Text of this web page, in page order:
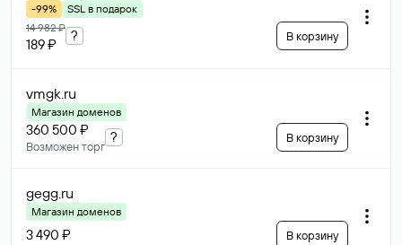
-99%
SSL в подарок
14 982 ₽
189 ₽
? В корзину
vmgk.ru
Магазин доменов
360 500 ₽
Возможен торг
? В корзину
gegg.ru
Магазин доменов
3 490 ₽ В корзину